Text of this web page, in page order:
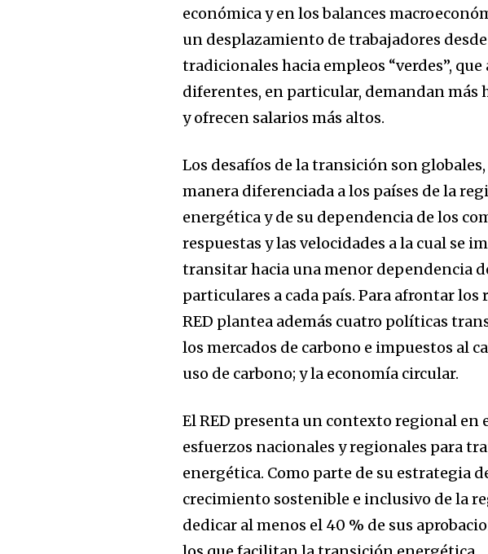
económica y en los balances
un desplazamiento de trabajadores
tradicionales hacia empleos “verdes”,
diferentes, en particular, demandan más
y ofrecen salarios más altos.
Los desafíos de la transición son
manera diferenciada a los países de la
energética y de su dependencia de los
respuestas y las velocidades a la cual se
transitar hacia una menor dependencia
particulares a cada país. Para afrontar
RED plantea además cuatro políticas
los mercados de carbono e impuestos al
uso de carbono; y la economía circular.
El RED presenta un contexto regional
esfuerzos nacionales y regionales para
energética. Como parte de su estrategia
crecimiento sostenible e inclusivo de la
dedicar al menos el 40 % de sus